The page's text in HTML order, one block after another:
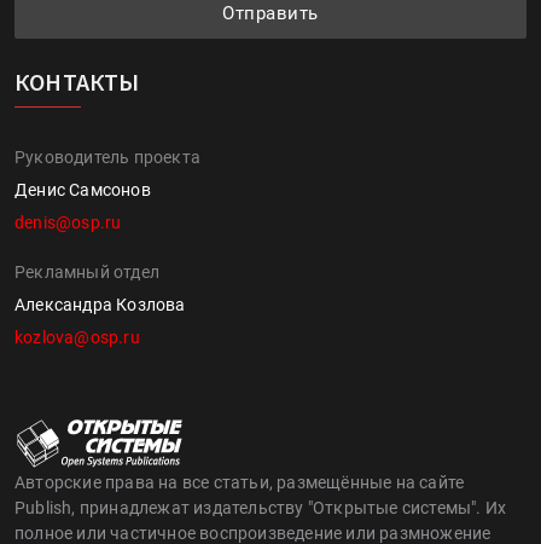
Отправить
КОНТАКТЫ
Руководитель проекта
Денис Самсонов
denis@osp.ru
Рекламный отдел
Александра Козлова
kozlova@osp.ru
Авторские права на все статьи, размещённые на сайте
Publish, принадлежат издательству "Открытые системы". Их
полное или частичное воспроизведение или размножение